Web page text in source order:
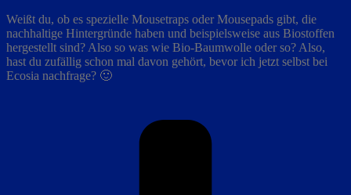
Weißt du, ob es spezielle Mousetraps oder Mousepads gibt, die
nachhaltige Hintergründe haben und beispielsweise aus Biostoffen
hergestellt sind? Also so was wie Bio-Baumwolle oder so? Also,
hast du zufällig schon mal davon gehört, bevor ich jetzt selbst bei
Ecosia nachfrage? 🙂